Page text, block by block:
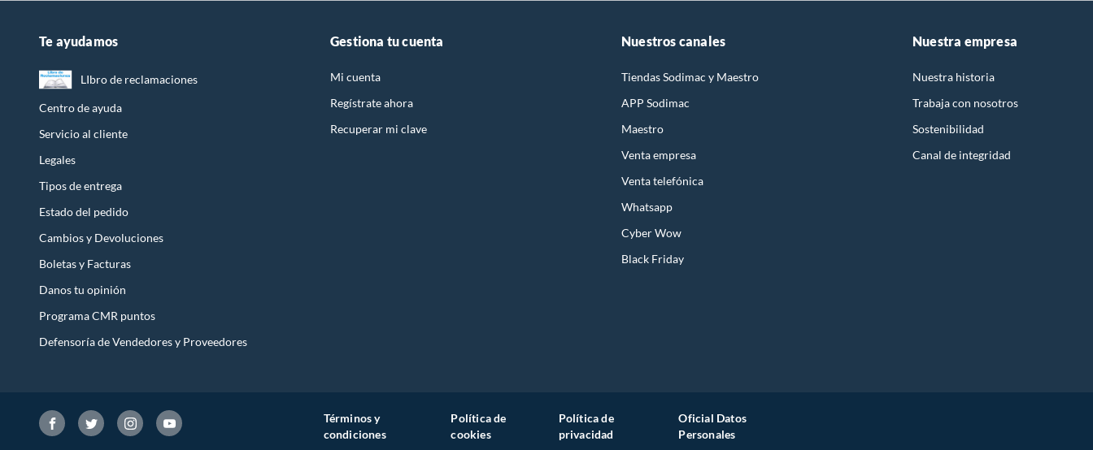
Te ayudamos
LIbro de reclamaciones
Centro de ayuda
Servicio al cliente
Legales
Tipos de entrega
Estado del pedido
Cambios y Devoluciones
Boletas y Facturas
Danos tu opinión
Programa CMR puntos
Defensoría de Vendedores y Proveedores
Gestiona tu cuenta
Mi cuenta
Regístrate ahora
Recuperar mi clave
Nuestros canales
Tiendas Sodimac y Maestro
APP Sodimac
Maestro
Venta empresa
Venta telefónica
Whatsapp
Cyber Wow
Black Friday
Nuestra empresa
Nuestra historia
Trabaja con nosotros
Sostenibilidad
Canal de integridad
Términos y
condiciones
Política de
cookies
Política de
privacidad
Oficial Datos
Personales